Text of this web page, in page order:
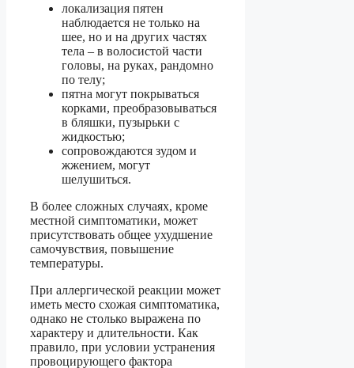
локализация пятен
наблюдается не только на
шее, но и на других частях
тела – в волосистой части
головы, на руках, рандомно
по телу;
пятна могут покрываться
корками, преобразовываться
в бляшки, пузырьки с
жидкостью;
сопровождаются зудом и
жжением, могут
шелушиться.
В более сложных случаях, кроме
местной симптоматики, может
присутствовать общее ухудшение
самочувствия, повышение
температуры.
При аллергической реакции может
иметь место схожая симптоматика,
однако не столько выражена по
характеру и длительности. Как
правило, при условии устранения
провоцирующего фактора